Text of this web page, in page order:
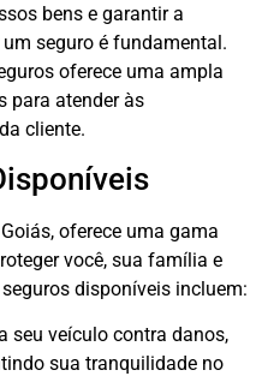
bens e garantir a
seguro é fundamental.
oferece uma ampla
para atender às
cliente.
oferece uma gama
você, sua família e
disponíveis incluem:
seu veículo contra danos,
sua tranquilidade no